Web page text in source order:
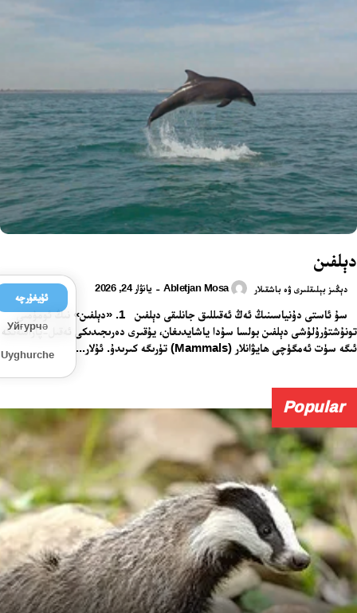
دېلفىن
دېڭىز بېلىقلىرى ۋە باشقىلار Abletjan Mosa
- يانۋار 24, 2026
سۇ ئاستى دۇنياسىنىڭ ئەڭ ئەقىللىق جانلىقى دېلفىن 1. «دېلفىن» نىڭ ئومۇمىي
تونۇشتۇرۇلۇشى دېلفىن بولسا سۇدا ياشايدىغان، يۇقىرى دەرىجىدىكى ئەقىل-پاراسەتكە
ئىگە سۈت ئەمگۈچى ھايۋانلار (Mammals) تۈرىگە كىرىدۇ. ئۇلار...
Popular
ئۇيغۇرچە
Уйғурчә
Uyghurche